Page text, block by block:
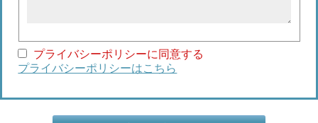
プライバシーポリシーに同意する
プライバシーポリシーはこちら